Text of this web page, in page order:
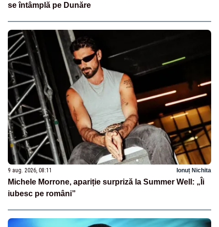
se întâmplă pe Dunăre
9 aug. 2026, 08:11 Ionuț Nichita
Michele Morrone, apariție surpriză la Summer Well: „Îi
iubesc pe români”